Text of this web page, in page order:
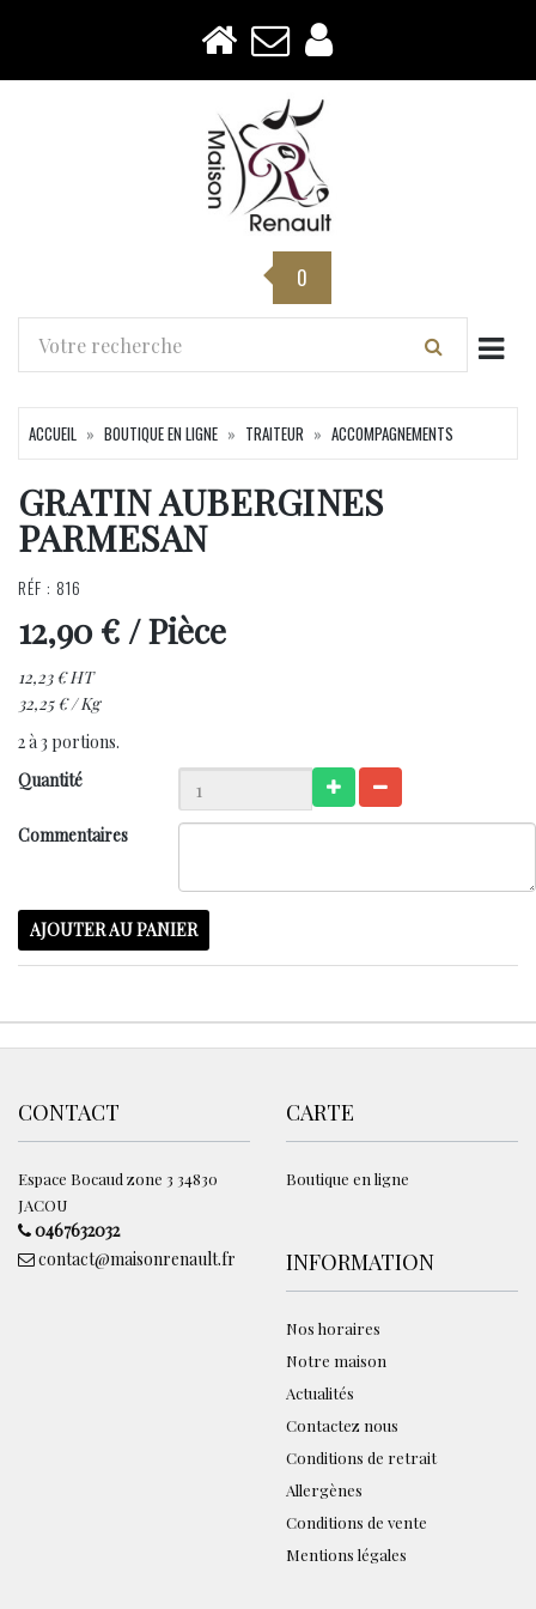
0
ACCUEIL BOUTIQUE EN LIGNE TRAITEUR ACCOMPAGNEMENTS
GRATIN AUBERGINES
PARMESAN
RÉF : 816
12,90 € / Pièce
12,23 € HT
32,25 € / Kg
2 à 3 portions.
Quantité
Commentaires
AJOUTER AU PANIER
CONTACT
Espace Bocaud zone 3 34830
JACOU
0467632032
contact@maisonrenault.fr
CARTE
Boutique en ligne
INFORMATION
Nos horaires
Notre maison
Actualités
Contactez nous
Conditions de retrait
Allergènes
Conditions de vente
Mentions légales